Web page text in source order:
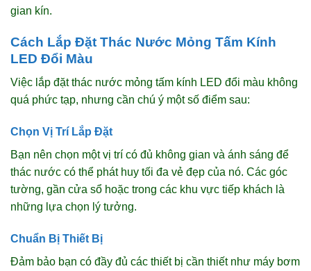
gian kín.
Cách Lắp Đặt Thác Nước Mỏng Tấm Kính
LED Đổi Màu
Việc lắp đặt thác nước mỏng tấm kính LED đổi màu không
quá phức tạp, nhưng cần chú ý một số điểm sau:
Chọn Vị Trí Lắp Đặt
Bạn nên chọn một vị trí có đủ không gian và ánh sáng để
thác nước có thể phát huy tối đa vẻ đẹp của nó. Các góc
tường, gần cửa sổ hoặc trong các khu vực tiếp khách là
những lựa chọn lý tưởng.
Chuẩn Bị Thiết Bị
Đảm bảo bạn có đầy đủ các thiết bị cần thiết như máy bơm